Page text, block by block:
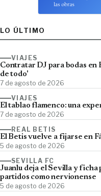
LO ÚLTIMO
VIAJES
Contratar DJ para bodas en
de todo'
7 de agosto de 2026
VIAJES
El tablao flamenco: una
7 de agosto de 2026
REAL BETIS
El Betis vuelve a fijarse en
5 de agosto de 2026
SEVILLA FC
Juanlu deja el Sevilla y
partidos como nervionense
5 de agosto de 2026